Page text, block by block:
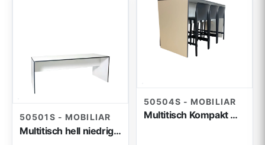
50501S - MOBILIAR
Multitisch hell niedrig 200x80x75cm
50504S - MOBILIAR
Multitisch Kompakt weiß 180x75x100cm